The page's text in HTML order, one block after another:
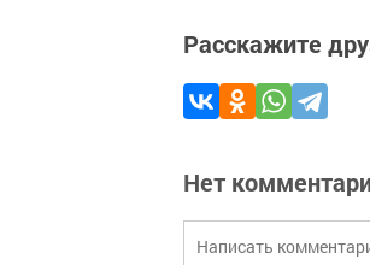
Расскажите
Нет